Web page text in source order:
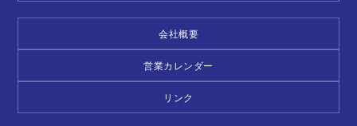
会社概要
営業カレンダー
リンク